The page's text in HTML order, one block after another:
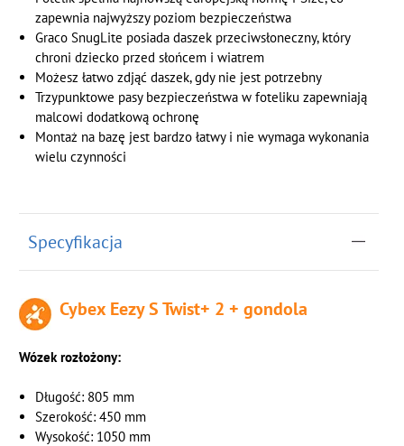
zapewnia najwyższy poziom bezpieczeństwa
Graco SnugLite posiada daszek przeciwsłoneczny, który
chroni dziecko przed słońcem i wiatrem
Możesz łatwo zdjąć daszek, gdy nie jest potrzebny
Trzypunktowe pasy bezpieczeństwa w foteliku zapewniają
malcowi dodatkową ochronę
Montaż na bazę jest bardzo łatwy i nie wymaga wykonania
wielu czynności
Specyfikacja
Cybex Eezy S Twist+ 2 + gondola
Wózek rozłożony:
Długość: 805 mm
Szerokość: 450 mm
Wysokość: 1050 mm